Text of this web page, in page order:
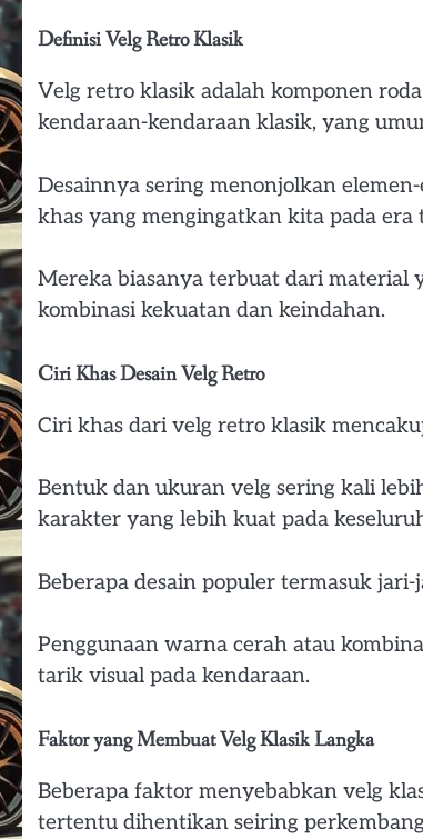
Definisi Velg Retro Klasik
Velg retro klasik adalah komponen
kendaraan-kendaraan klasik, yang
Desainnya sering menonjolkan
khas yang mengingatkan kita pada era
Mereka biasanya terbuat dari material
kombinasi kekuatan dan keindahan.
Ciri Khas Desain Velg Retro
Ciri khas dari velg retro klasik
Bentuk dan ukuran velg sering kali
karakter yang lebih kuat pada
Beberapa desain populer termasuk
Penggunaan warna cerah atau
tarik visual pada kendaraan.
Faktor yang Membuat Velg Klasik Langka
Beberapa faktor menyebabkan velg
tertentu dihentikan seiring